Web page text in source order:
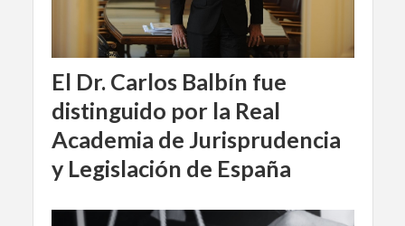
El Dr. Carlos Balbín fue
distinguido por la Real
Academia de Jurisprudencia
y Legislación de España